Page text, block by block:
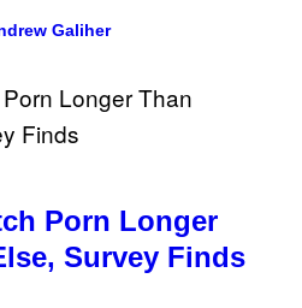
Galiher
Porn Longer
Survey Finds